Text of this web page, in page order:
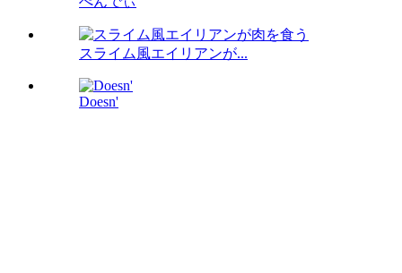
スライム風エイリアンが...
Doesn'